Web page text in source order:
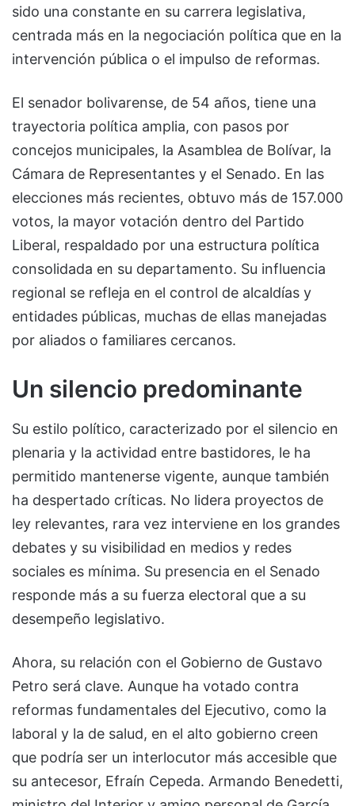
sido una constante en su carrera legislativa,
centrada más en la negociación política que en la
intervención pública o el impulso de reformas.
El senador bolivarense, de 54 años, tiene una
trayectoria política amplia, con pasos por
concejos municipales, la Asamblea de Bolívar, la
Cámara de Representantes y el Senado. En las
elecciones más recientes, obtuvo más de 157.000
votos, la mayor votación dentro del Partido
Liberal, respaldado por una estructura política
consolidada en su departamento. Su influencia
regional se refleja en el control de alcaldías y
entidades públicas, muchas de ellas manejadas
por aliados o familiares cercanos.
Un silencio predominante
Su estilo político, caracterizado por el silencio en
plenaria y la actividad entre bastidores, le ha
permitido mantenerse vigente, aunque también
ha despertado críticas. No lidera proyectos de
ley relevantes, rara vez interviene en los grandes
debates y su visibilidad en medios y redes
sociales es mínima. Su presencia en el Senado
responde más a su fuerza electoral que a su
desempeño legislativo.
Ahora, su relación con el Gobierno de Gustavo
Petro será clave. Aunque ha votado contra
reformas fundamentales del Ejecutivo, como la
laboral y la de salud, en el alto gobierno creen
que podría ser un interlocutor más accesible que
su antecesor, Efraín Cepeda. Armando Benedetti,